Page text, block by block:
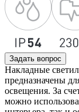
Задать вопрос
Накладные
предназначены
освещения. За
можно